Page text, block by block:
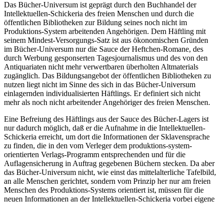
Das Bücher-Universum ist geprägt durch den Buchhandel der
Intellektuellen-Schickeria des freien Menschen und durch die
öffentlichen Bibliotheken zur Bildung seines noch nicht im
Produktions-System arbeitenden Angehörigen. Dem Häftling mit
seinem Mindest-Versorgungs-Satz ist aus ökonomischen Gründen
im Bücher-Universum nur die Sauce der Heftchen-Romane, des
durch Werbung gesponserten Tagesjournalismus und des von den
Antiquariaten nicht mehr verwertbaren überholten Altmaterials
zugänglich. Das Bildungsangebot der öffentlichen Bibliotheken zu
nutzen liegt nicht im Sinne des sich in das Bücher-Universum
einlagernden individualisierten Häftlings. Er definiert sich nicht
mehr als noch nicht arbeitender Angehöriger des freien Menschen.
Eine Befreiung des Häftlings aus der Sauce des Bücher-Lagers ist
nur dadurch möglich, daß er die Aufnahme in die Intellektuellen-
Schickeria erreicht, um dort die Informationen der Sklavensprache
zu finden, die in den vom Verleger dem produktions-system-
orientierten Verlags-Programm entsprechenden und für die
Auflagensicherung in Auftrag gegebenen Büchern stecken. Da aber
das Bücher-Universum nicht, wie einst das mittelalterliche Tafelbild,
an alle Menschen gerichtet, sondern vom Prinzip her nur am freien
Menschen des Produktions-Systems orientiert ist, müssen für die
neuen Informationen an der Intellektuellen-Schickeria vorbei eigene